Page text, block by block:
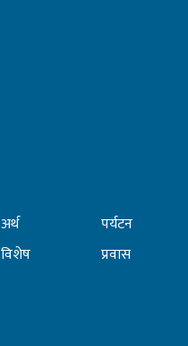
अर्थ
विशेष
पर्यटन
प्रवास